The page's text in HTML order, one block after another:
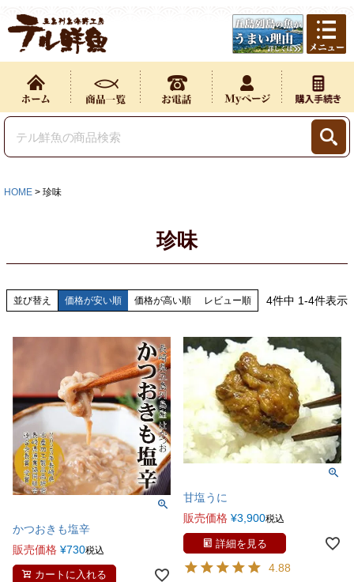
HOME 珍味
珍味
並び替え 価格が安い順 価格が高い順 レビュー順 4件中 1-4件表示
かつおきも塩辛
販売価格 ¥730税込
カートに入れる
甘塩うに
販売価格 ¥3,900税込
詳細を見る
4.88